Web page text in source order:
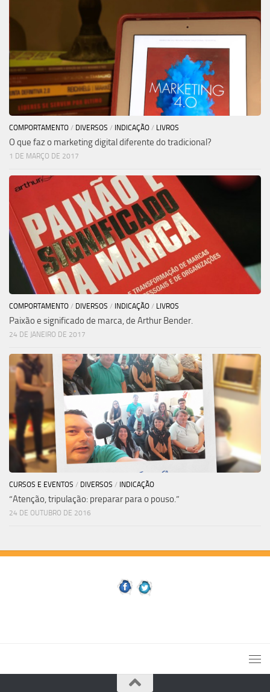
COMPORTAMENTO / DIVERSOS / INDICAÇÃO / LIVROS
O que faz o marketing digital diferente do tradicional?
1 DE MARÇO DE 2017
COMPORTAMENTO / DIVERSOS / INDICAÇÃO / LIVROS
Paixão e significado de marca, de Arthur Bender.
24 DE JANEIRO DE 2017
CURSOS E EVENTOS / DIVERSOS / INDICAÇÃO
“Atenção, tripulação: preparar para o pouso.”
24 DE OUTUBRO DE 2016